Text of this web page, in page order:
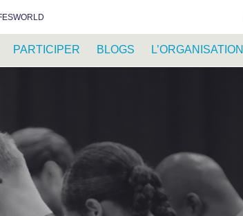
PARTICIPER BLOGS L’ORGANISATION